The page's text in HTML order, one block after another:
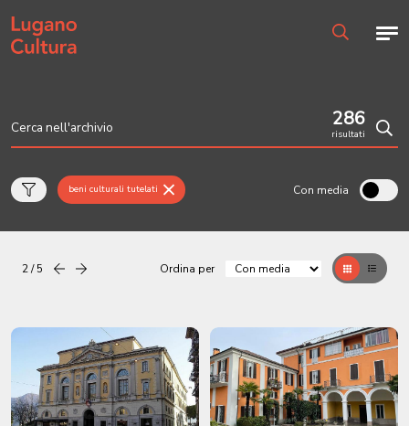
Home page
286
risultati
beni culturali tutelati Con media
2 / 5 Precedentesuccessiva Ordina per GrigliaTable